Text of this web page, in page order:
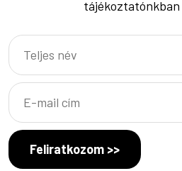
tájékoztatónkban
Feliratkozom >>